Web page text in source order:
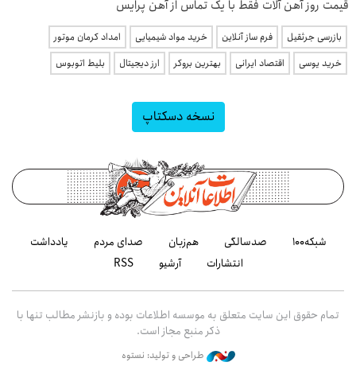
قیمت روز آهن آلات فقط با یک تماس از آهن پرایس
بازرسی جرثقیل فرم ساز آنلاین خرید مواد شیمیایی
امداد کرمان موتور
خرید یوسی
اقتصاد ایرانی بهترین بروکر ارز دیجیتال بلیط اتوبوس
نسخه دسکتاپ
شبکه۱۰۰ صدسالگی هم‌زبان صدای مردم
یادداشت
انتشارات
آرشیو RSS
تمام حقوق این سایت متعلق به موسسه اطلاعات بوده و بازنشر مطالب تنها با
ذکر منبع مجاز است.
طراحی و تولید: نستوه